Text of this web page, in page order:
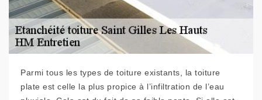
Parmi tous les types de toiture existants, la toiture
plate est celle la plus propice à l’infiltration de l’eau